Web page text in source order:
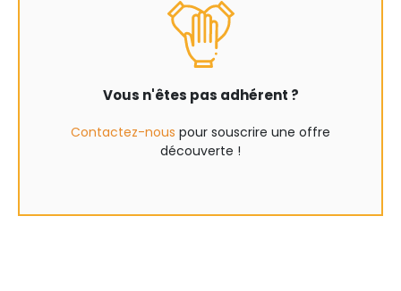
Vous n'êtes pas adhérent ?
Contactez-nous pour souscrire une offre
découverte !